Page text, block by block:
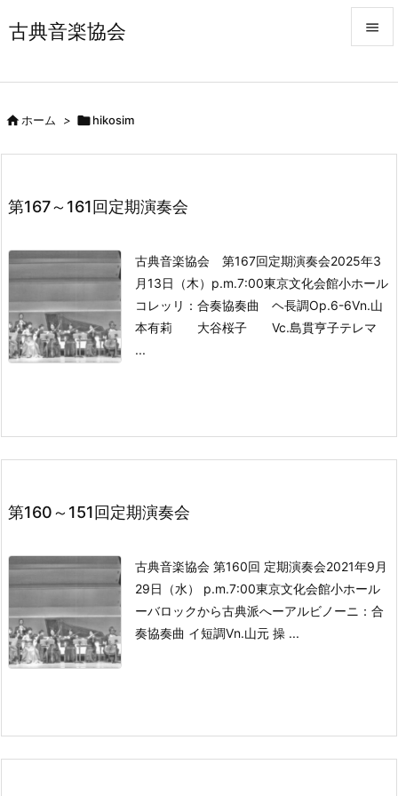
古典音楽協会 
メニュ

ホーム > hikosim
第167～161回定期演奏会
古典音楽協会 第167回定期演奏会2025年3
月13日（木）p.m.7:00東京文化会館小ホール
コレッリ：合奏協奏曲 ヘ長調Op.6-6Vn.山
本有莉 大谷桜子 Vc.島貫亨子テレマ
...
第160～151回定期演奏会
古典音楽協会 第160回 定期演奏会2021年9月
29日（水） p.m.7:00東京文化会館小ホール
ーバロックから古典派へーアルビノーニ：合
奏協奏曲 イ短調Vn.山元 操 ...